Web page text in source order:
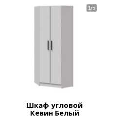
Шкаф угловой
Кевин Белый